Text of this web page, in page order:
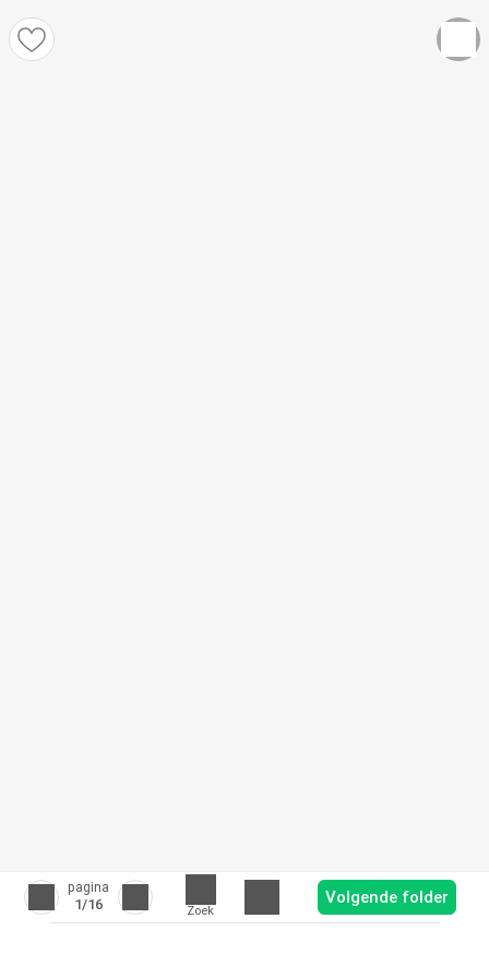
pagina
1/16 Zoek
Volgende folder